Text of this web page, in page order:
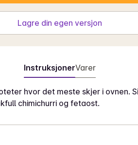
Lagre din egen versjon
InstruksjonerVarer
hvor det meste skjer i ovnen.
chimichurri og fetaost.